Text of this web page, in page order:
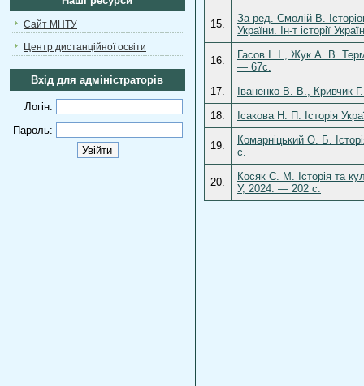
Сайт МНТУ
Центр дистанційної освіти
Вхід для адміністраторів
Логін:
Пароль:
15.
За ред. Смолій В.
України. Ін-т історії
16.
Гасов І. І., Жук А. В.
— 67с.
17.
Іваненко В. В., Кривчик
18.
Ісакова Н. П. Історія
19.
Комарніцький О. Б.
с.
20.
Косяк С. М. Історія та
У, 2024. — 202 с.